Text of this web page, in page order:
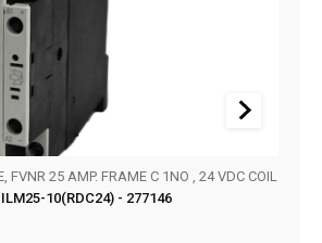
FVNR 25 AMP. FRAME C 1NO , 24 VDC COIL
10(RDC24) - 277146